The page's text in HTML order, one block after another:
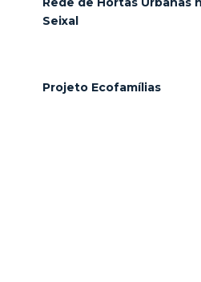
Seixal
Projeto Ecofamílias